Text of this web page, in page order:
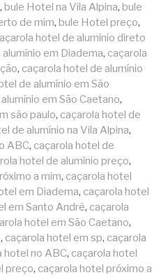
, bule Hotel na Vila Alpina, bule
de mim, bule Hotel preço,
hotel de alumínio direto
em Diadema, caçarola
, caçarola hotel de alumínio
de alumínio em São
em São Caetano,
são paulo, caçarola hotel de
de alumínio na Vila Alpina,
ABC, caçarola hotel de
hotel de alumínio preço,
a mim, caçarola hotel
em Diadema, caçarola hotel
em Santo André, caçarola
hotel em São Caetano,
, caçarola hotel em sp, caçarola
hotel no ABC, caçarola hotel
preço, caçarola hotel próximo a